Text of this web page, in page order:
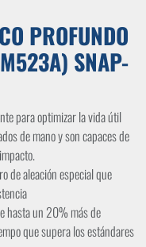
PROFUNDO
SNAP-
para optimizar la vida útil
de mano y son capaces de
de aleación especial que
hasta un 20% más de
que supera los estándares